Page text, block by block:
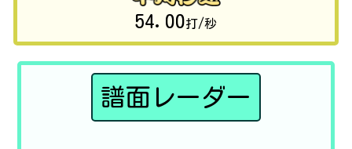
54.00打/秒
譜面レーダー